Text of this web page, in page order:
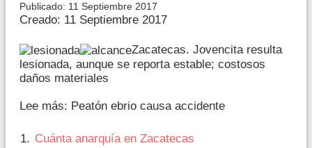
Publicado: 11 Septiembre 2017
Creado: 11 Septiembre 2017
Zacatecas. Jovencita resulta
lesionada, aunque se reporta estable; costosos
daños materiales
Lee más: Peatón ebrio causa accidente
Cuánta anarquía en Zacatecas